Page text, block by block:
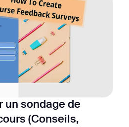
un sondage de
(Conseils,